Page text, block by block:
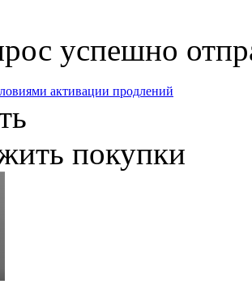
успешно
активации продлений
покупки